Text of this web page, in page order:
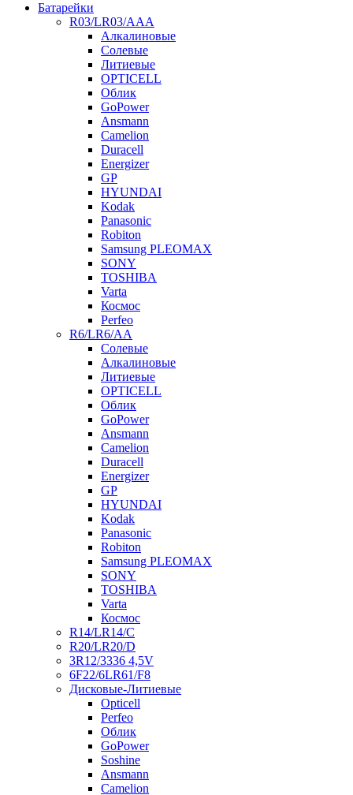
Батарейки
R03/LR03/AAA
Алкалиновые
Солевые
Литиевые
OPTICELL
Облик
GoPower
Ansmann
Camelion
Duracell
Energizer
GP
HYUNDAI
Kodak
Panasonic
Robiton
Samsung PLEOMAX
SONY
TOSHIBA
Varta
Космос
Perfeo
R6/LR6/AA
Солевые
Алкалиновые
Литиевые
OPTICELL
Облик
GoPower
Ansmann
Camelion
Duracell
Energizer
GP
HYUNDAI
Kodak
Panasonic
Robiton
Samsung PLEOMAX
SONY
TOSHIBA
Varta
Космос
R14/LR14/C
R20/LR20/D
3R12/3336 4,5V
6F22/6LR61/F8
Дисковые-Литиевые
Opticell
Perfeo
Облик
GoPower
Soshine
Ansmann
Camelion